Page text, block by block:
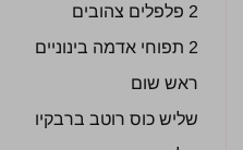
2 פלפלים צהובים
2 תפוחי אדמה בינוניים
ראש שום
שליש כוס רוטב ברבקיו